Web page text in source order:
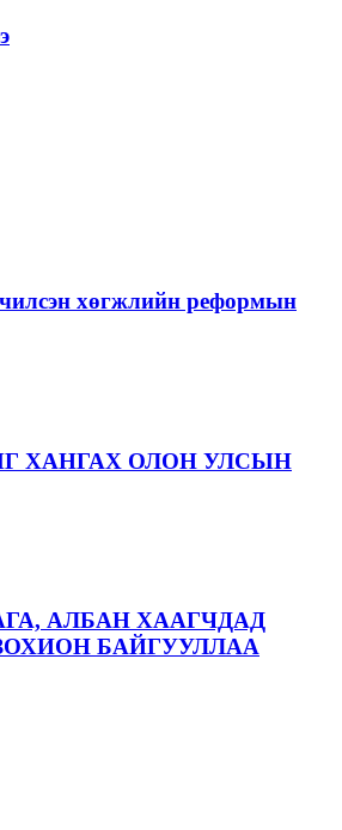
хөгжлийн реформын
ХАНГАХ ОЛОН УЛСЫН
АЛБАН ХААГЧДАД
БАЙГУУЛЛАА